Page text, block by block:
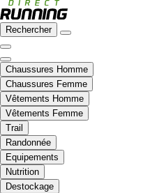
Rechercher
Chaussures Homme
Chaussures Femme
Vêtements Homme
Vêtements Femme
Trail
Randonnée
Equipements
Nutrition
Destockage